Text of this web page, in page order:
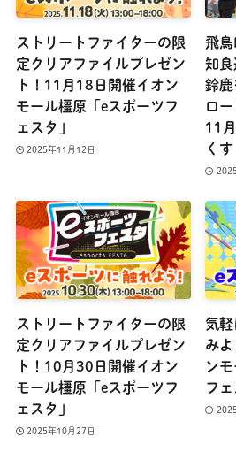
ストリートファイターの限
定クリアファイルプレゼン
ト！11月18日開催イオン
モール橿原「eスポーツフ
ェスタ」
2025年11月12日
飛鳥
知良
鈴
ロ
11
くす
ストリートファイターの限
定クリアファイルプレゼン
ト！10月30日開催イオン
モール橿原「eスポーツフ
ェスタ」
2025年10月27日
気
み
ン
フェ